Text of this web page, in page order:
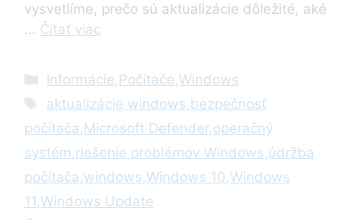
vysvetlíme, prečo sú aktualizácie dôležité, aké
… Čítať viac
Kategórie
Informácie, Počítače,Windows
Značky
aktualizácie windows, bezpečnosť
počítača , Microsoft Defender,operačný
systém ,riešenie problémov Windows,údržba
počítača ,windows,Windows 10,Windows
11 ,Windows Update